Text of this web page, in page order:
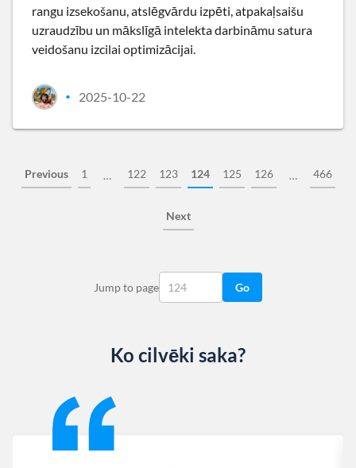
rangu izsekošanu, atslēgvārdu izpēti, atpakaļsaišu
uzraudzību un mākslīgā intelekta darbināmu satura
veidošanu izcilai optimizācijai.
• 2025-10-22
Previous 1 … 122 123 124 125 126 … 466
Next
Jump to page Go
Ko cilvēki saka?